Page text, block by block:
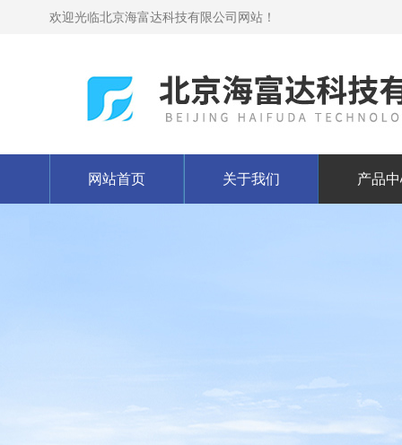
欢迎光临北京海富达科技有限公司网站！
网站首页 关于我们 产品